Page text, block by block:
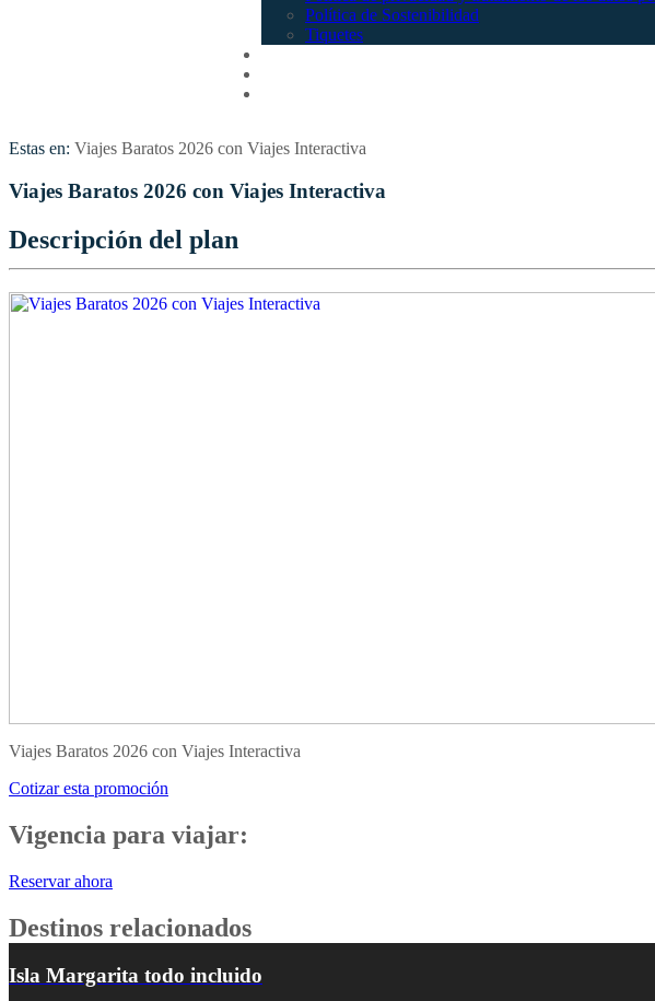
Política de Sostenibilidad
Tiquetes
Estas en: Viajes Baratos 2026 con Viajes Interactiva
Viajes Baratos 2026 con Viajes Interactiva
Descripción del plan
Viajes Baratos 2026 con Viajes Interactiva
Cotizar esta promoción
Vigencia para viajar:
Reservar ahora
Destinos relacionados
Isla Margarita todo incluido